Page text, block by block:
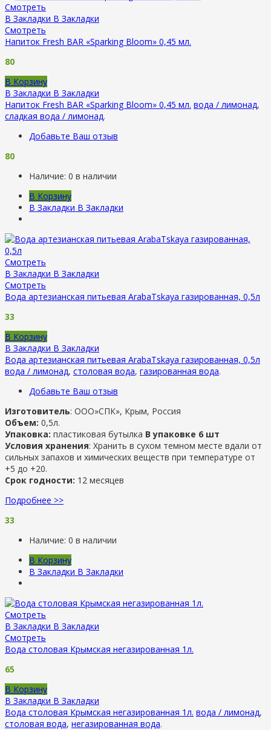
Смотреть
В Закладки В Закладки
Смотреть
Напиток Fresh BAR «Sparking Bloom» 0,45 мл.
80
В Корзину
В Закладки В Закладки
Напиток Fresh BAR «Sparking Bloom» 0,45 мл. вода / лимонад,
сладкая вода / лимонад.
Добавьте Ваш отзыв
80
Наличие: 0 в наличии
В Корзину
В Закладки В Закладки
Смотреть
В Закладки В Закладки
Смотреть
Вода артезианская питьевая ArabaTskaya газированная, 0,5л
33
В Корзину
В Закладки В Закладки
Вода артезианская питьевая ArabaTskaya газированная, 0,5л
вода / лимонад, столовая вода, газированная вода.
Добавьте Ваш отзыв
Изготовитель: ООО»СПК», Крым, Россия
Объем: 0,5л.
Упаковка: пластиковая бутылка В упаковке 6 шт
Условия хранения: Хранить в сухом темном месте вдали от
сильных запахов и химических веществ при температуре от
+5 до +20.
Срок годности: 12 месяцев
Подробнее >>
33
Наличие: 0 в наличии
В Корзину
В Закладки В Закладки
Смотреть
В Закладки В Закладки
Смотреть
Вода столовая Крымская негазированная 1л.
65
В Корзину
В Закладки В Закладки
Вода столовая Крымская негазированная 1л. вода / лимонад,
столовая вода, негазированная вода.